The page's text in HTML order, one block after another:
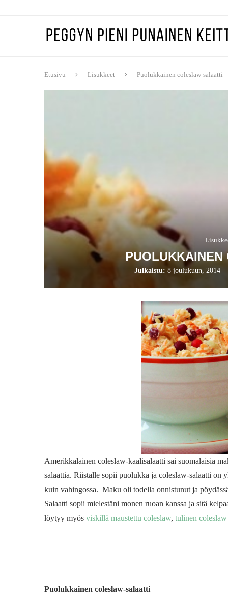
Etusivu Lisukkeet Puolukkainen coleslaw-salaatti
Julkaistu: 8 joulukuun, 2014
Amerikkalainen coleslaw-kaalisalaatti sai suomalaisia
salaattia. Riistalle sopii puolukka ja coleslaw-salaatti on
kuin vahingossa. Maku oli todella onnistunut ja
Salaatti sopii mielestäni monen ruoan kanssa ja sitä
löytyy myös viskillä maustettu coleslaw, tulinen coleslaw
Puolukkainen coleslaw-salaatti